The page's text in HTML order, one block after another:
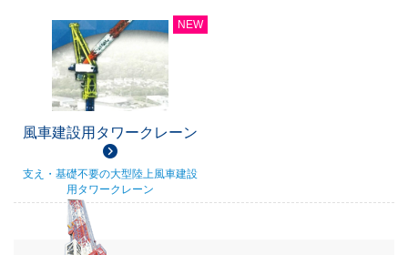
NEW
風車建設用タワークレーン
支え・基礎不要の大型陸上風車建設
用タワークレーン